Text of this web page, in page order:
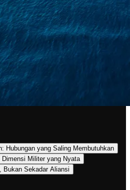
Hubungan yang Saling Membutuhkan
Dimensi Militer yang Nyata
Bukan Sekadar Aliansi